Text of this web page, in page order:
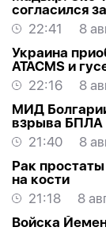
согласился
22:41
8
Украина
ATACMS и
ОБНОВЛЕНО
22:16
8
МИД
взрыва БПЛА
21:40
8
Рак
на кости
21:18
8
Войска